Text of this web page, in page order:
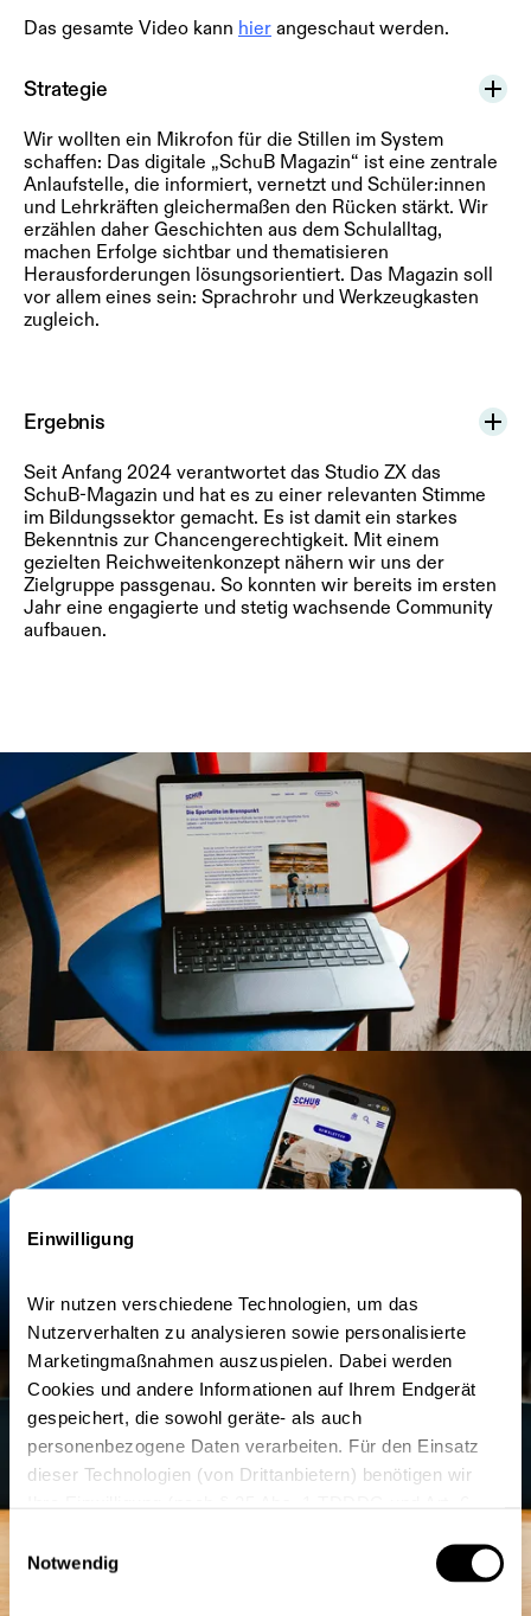
Einwilligung
Wir nutzen verschiedene Technologien, um das
Nutzerverhalten zu analysieren sowie personalisierte
Marketingmaßnahmen auszuspielen. Dabei werden
Cookies und andere Informationen auf Ihrem Endgerät
gespeichert, die sowohl geräte- als auch
personenbezogene Daten verarbeiten. Für den Einsatz
dieser Technologien (von Drittanbietern) benötigen wir
Sie auf Datenschutzeinstellungen und wählen Sie die
entsprechenden Optionen. Beim Klick auf Alle zulassen
Notwendig
Das gesamte Video kann hier angeschaut werden.
Strategie
Wir wollten ein Mikrofon für die Stillen im System
schaffen: Das digitale „SchuB Magazin“ ist eine zentrale
Anlaufstelle, die informiert, vernetzt und Schüler:innen
und Lehrkräften gleichermaßen den Rücken stärkt. Wir
erzählen daher Geschichten aus dem Schulalltag,
machen Erfolge sichtbar und thematisieren
Herausforderungen lösungsorientiert. Das Magazin soll
vor allem eines sein: Sprachrohr und Werkzeugkasten
zugleich.
Ergebnis
Seit Anfang 2024 verantwortet das Studio ZX das
SchuB-Magazin und hat es zu einer relevanten Stimme
im Bildungssektor gemacht. Es ist damit ein starkes
Bekenntnis zur Chancengerechtigkeit. Mit einem
gezielten Reichweitenkonzept nähern wir uns der
Zielgruppe passgenau. So konnten wir bereits im ersten
Jahr eine engagierte und stetig wachsende Community
aufbauen.